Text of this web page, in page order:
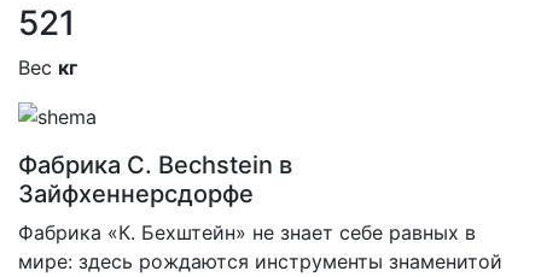
521
Вес кг
Фабрика C. Bechstein в
Зайфхеннерсдорфе
Фабрика «К. Бехштейн» не знает себе равных в
мире: здесь рождаются инструменты знаменитой